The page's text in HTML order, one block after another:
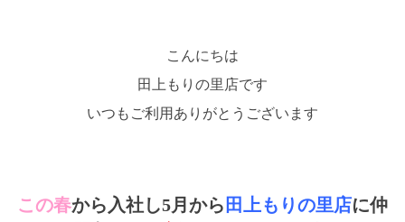
こんにちは
田上もりの里店です
いつもご利用ありがとうございます
この春から入社し5月から 田上もりの里店に仲